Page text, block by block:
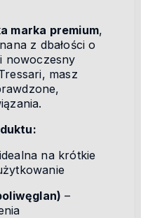
marka premium,
z dbałości o
nowoczesny
masz
na krótkie
–